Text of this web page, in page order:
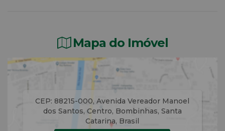
Mapa do Imóvel
CEP: 88215-000,Avenida Vereador Manoel
dos Santos, Centro, Bombinhas, Santa
Catarina, Brasil